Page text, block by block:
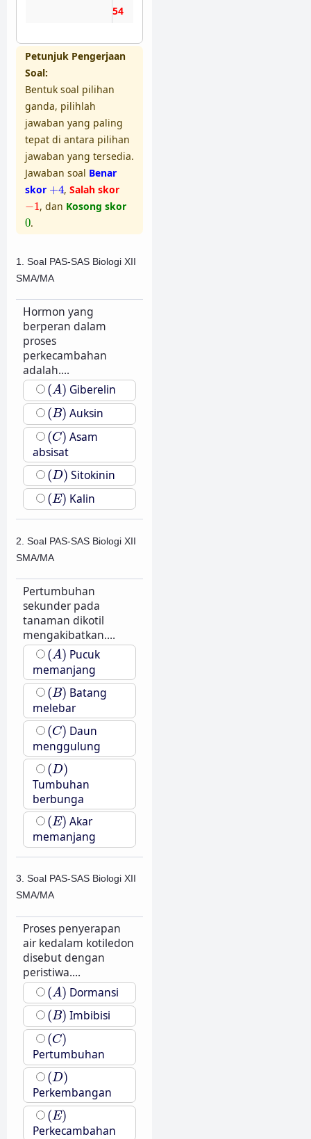
53
Petunjuk Pengerjaan
Soal:
Bentuk soal pilihan
ganda, pilihlah
jawaban yang paling
tepat di antara pilihan
jawaban yang tersedia.
Jawaban soal Benar
skor +4
+ 4, Salah skor
−1
1 , dan Kosong skor
0
0.
1. Soal PAS-SAS Biologi XII
SMA/MA
Hormon yang
berperan dalam
proses
perkecambahan
adalah....
(A)
(A) Giberelin
(B)
(B) Auksin
(C)
(C) Asam
absisat
(D)
(D) Sitokinin
(E)
(E) Kalin
2. Soal PAS-SAS Biologi XII
SMA/MA
Pertumbuhan
sekunder pada
tanaman dikotil
mengakibatkan....
(A)
(A) Pucuk
memanjang
(B)
(B) Batang
melebar
(C)
(C) Daun
menggulung
(D)
(D)
Tumbuhan
berbunga
(E)
(E) Akar
memanjang
3. Soal PAS-SAS Biologi XII
SMA/MA
Proses penyerapan
air kedalam kotiledon
disebut dengan
peristiwa....
(A)
(A) Dormansi
(B)
(B) Imbibisi
(C)
(C)
Pertumbuhan
(D)
(D)
Perkembangan
(E)
(E)
Perkecambahan